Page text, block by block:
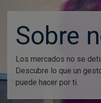
Sobre
Los mercados no se
Descubre lo que un
puede hacer por ti.